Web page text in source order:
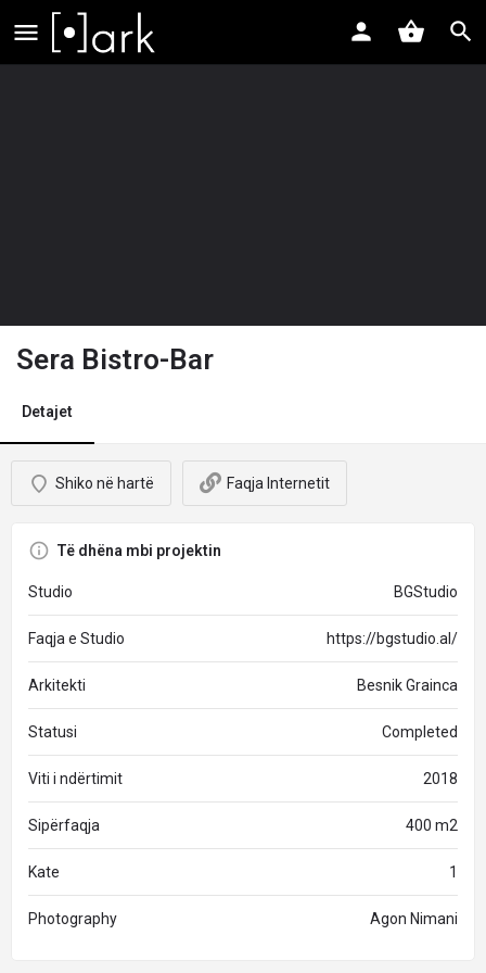
Sera Bistro-Bar
Detajet
Shiko në hartë Faqja Internetit
Të dhëna mbi projektin
Studio BGStudio
Faqja e Studio https://bgstudio.al/
Arkitekti Besnik Grainca
Statusi Completed
Viti i ndërtimit 2018
Sipërfaqja 400 m2
Kate 1
Photography Agon Nimani